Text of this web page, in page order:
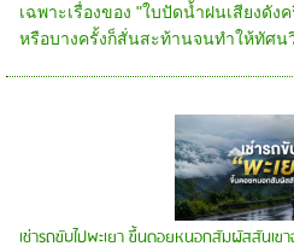
เฉพาะเรื่องของ "ใบปัดน้ำฝนเสียงดั
หรือบางครั้งก็สั่นสะท้านจนทำให้ทัศน
เช่ารถขับไปพะเยา ขึ้นดอยหนอกสัมผัสสันเข